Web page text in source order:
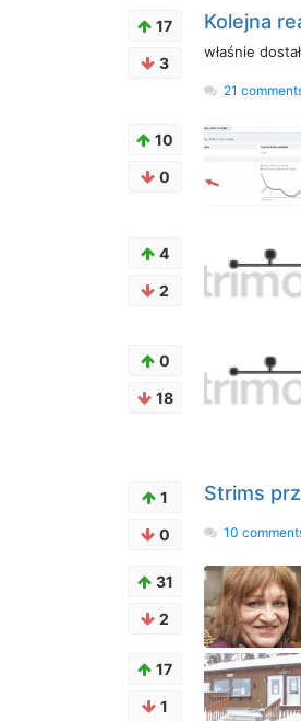
17
3
Kolejna
właśnie
21
10
0
4
2
0
18
1
0
Strims
10
31
2
17
1